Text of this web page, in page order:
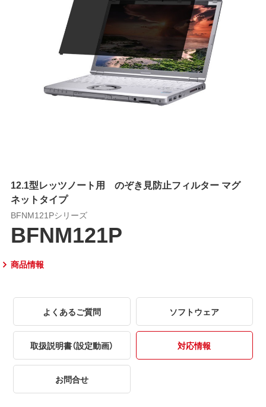
12.1型レッツノート用 のぞき見防止フィルター マグ
ネットタイプ
BFNM121Pシリーズ
BFNM121P
商品情報
よくあるご質問 ソフトウェア
取扱説明書（設定動画） 対応情報
お問合せ